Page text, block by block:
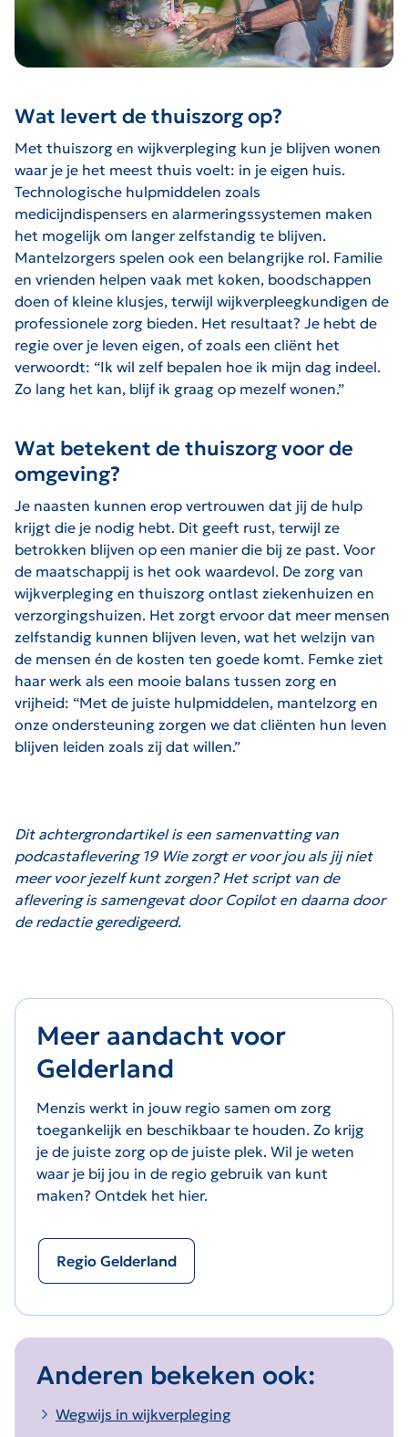
Wat levert de thuiszorg op?
Met thuiszorg en wijkverpleging kun je blijven wonen
waar je je het meest thuis voelt: in je eigen huis.
Technologische hulpmiddelen zoals
medicijndispensers en alarmeringssystemen maken
het mogelijk om langer zelfstandig te blijven.
Mantelzorgers spelen ook een belangrijke rol. Familie
en vrienden helpen vaak met koken, boodschappen
doen of kleine klusjes, terwijl wijkverpleegkundigen de
professionele zorg bieden. Het resultaat? Je hebt de
regie over je leven eigen, of zoals een cliënt het
verwoordt: “Ik wil zelf bepalen hoe ik mijn dag indeel.
Zo lang het kan, blijf ik graag op mezelf wonen.”
Wat betekent de thuiszorg voor de
omgeving?
Je naasten kunnen erop vertrouwen dat jij de hulp
krijgt die je nodig hebt. Dit geeft rust, terwijl ze
betrokken blijven op een manier die bij ze past. Voor
de maatschappij is het ook waardevol. De zorg van
wijkverpleging en thuiszorg ontlast ziekenhuizen en
verzorgingshuizen. Het zorgt ervoor dat meer mensen
zelfstandig kunnen blijven leven, wat het welzijn van
de mensen én de kosten ten goede komt. Femke ziet
haar werk als een mooie balans tussen zorg en
vrijheid: “Met de juiste hulpmiddelen, mantelzorg en
onze ondersteuning zorgen we dat cliënten hun leven
blijven leiden zoals zij dat willen.”
Dit achtergrondartikel is een samenvatting van
podcastaflevering 19 Wie zorgt er voor jou als jij niet
meer voor jezelf kunt zorgen? Het script van de
aflevering is samengevat door Copilot en daarna door
de redactie geredigeerd.
Meer aandacht voor
Gelderland
Menzis werkt in jouw regio samen om zorg
toegankelijk en beschikbaar te houden. Zo krijg
je de juiste zorg op de juiste plek. Wil je weten
waar je bij jou in de regio gebruik van kunt
maken? Ontdek het hier.
Regio Gelderland
Anderen bekeken ook:
Wegwijs in wijkverpleging